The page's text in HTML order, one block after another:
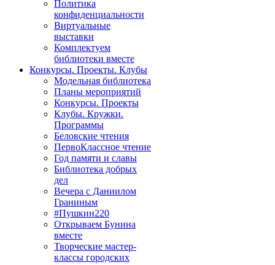
Политика
конфиденциальности
Виртуальные
выставки
Комплектуем
библиотеки вместе
Конкурсы. Проекты. Клубы
Модельная библиотека
Планы мероприятий
Конкурсы. Проекты
Клубы. Кружки.
Программы
Беловские чтения
ПервоКлассное чтение
Год памяти и славы
Библиотека добрых
дел
Вечера с Даниилом
Граниным
#Пушкин220
Открываем Бунина
вместе
Творческие мастер-
классы городских